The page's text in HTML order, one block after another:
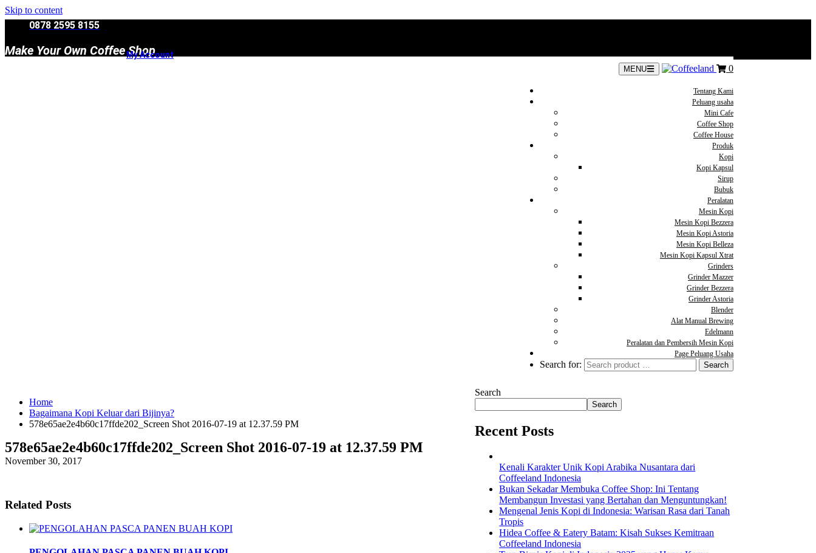
Skip to content
0878 2595 8155
Make Your Own Coffee Shop
My Account
MENU 0
Tentang Kami
Peluang usaha
Mini Cafe
Coffee Shop
Coffee House
Produk
Kopi
Kopi Kapsul
Sirup
Bubuk
Peralatan
Mesin Kopi
Mesin Kopi Bezzera
Mesin Kopi Astoria
Mesin Kopi Belleza
Mesin Kopi Kapsul Xtrat
Grinders
Grinder Mazzer
Grinder Bezzera
Grinder Astoria
Blender
Alat Manual Brewing
Edelmann
Peralatan dan Pembersih Mesin Kopi
Page Peluang Usaha
Search for:
Home
Bagaimana Kopi Keluar dari Bijinya?
578e65ae2e4b60c17ffde202_Screen Shot 2016-07-19 at 12.37.59 PM
578e65ae2e4b60c17ffde202_Screen Shot 2016-07-19 at 12.37.59 PM
November 30, 2017
Related Posts
Search
Search
Recent Posts
Kenali Karakter Unik Kopi Arabika Nusantara dari
Coffeeland Indonesia
Bukan Sekadar Membuka Coffee Shop: Ini Tentang
Membangun Investasi yang Bertahan dan Menguntungkan!
Mengenal Jenis Kopi di Indonesia: Warisan Rasa dari Tanah
Tropis
Hidea Coffee & Eatery Batam: Kisah Sukses Kemitraan
Coffeeland Indonesia